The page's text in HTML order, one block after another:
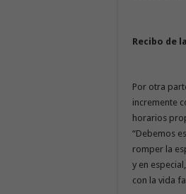
Recibo de
Por otra
incremente
horarios
“Debemos
romper la
y en
con la vida